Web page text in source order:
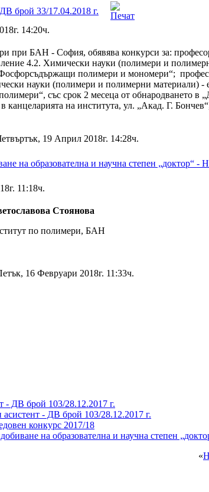
брой 33/17.04.2018 г.
14:20ч.
при БАН - София, обявява конкурси за:
4.2. Химически науки (полимери и
полимери и мономери“;
науки (полимери и полимерни материали) -
със срок 2 месеца от обнародването в
канцеларията на института, ул. „Акад. Г.
19 Април 2018г. 14:28ч.
на образователна и научна степен „доктор“ -
11:18ч.
Стоянова
по полимери, БАН
16 Февруари 2018г. 11:33ч.
- ДВ брой 103/28.12.2017 г.
асистент - ДВ брой 103/28.12.2017 г.
конкурс 2017/18
на образователна и научна степен
«